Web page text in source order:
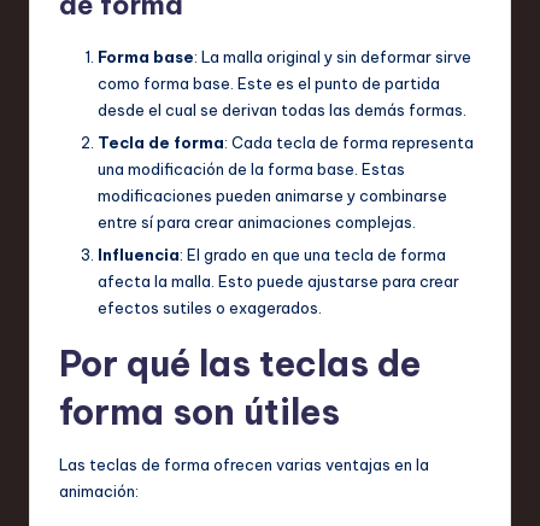
Forma base: La malla original y sin deformar sirve
como forma base. Este es el punto de partida
desde el cual se derivan todas las demás formas.
Tecla de forma: Cada tecla de forma representa
una modificación de la forma base. Estas
modificaciones pueden animarse y combinarse
entre sí para crear animaciones complejas.
Influencia: El grado en que una tecla de forma
afecta la malla. Esto puede ajustarse para crear
efectos sutiles o exagerados.
Por qué las teclas de
forma son útiles
Las teclas de forma ofrecen varias ventajas en la
animación: